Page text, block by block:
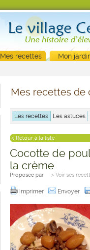
Mes recettes Mon
Mes recettes de
Les recettes Les astuces
< Retour à la liste
Cocotte de
la crème
Proposée par > Voir ses
Imprimer Envoyer